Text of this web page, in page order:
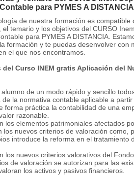
para PYMES A DISTANCIA
de nuestra formación es
el temario y los objetivos del CURSO
para PYMES A DISTANCIA.
formación y te puedas desenvolver con
el que nos encontramos.
del Curso INEM gratis Aplicación del
de un modo rápido y sencillo
de la normativa contable aplicable a
forma práctica la contabilidad de una
razonable.
los elementos patrimoniales afectados
los nuevos criterios de valoración como,
introduce la reforma en el tratamiento
los nuevos criterios valorativos del
de valoración se autorizan para las
los activos y pasivos financieros.